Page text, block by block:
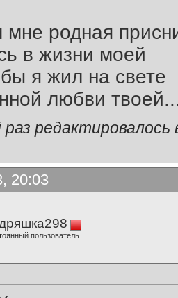
родная
в жизни моей
я жил на свете
любви
20:03
пользователь